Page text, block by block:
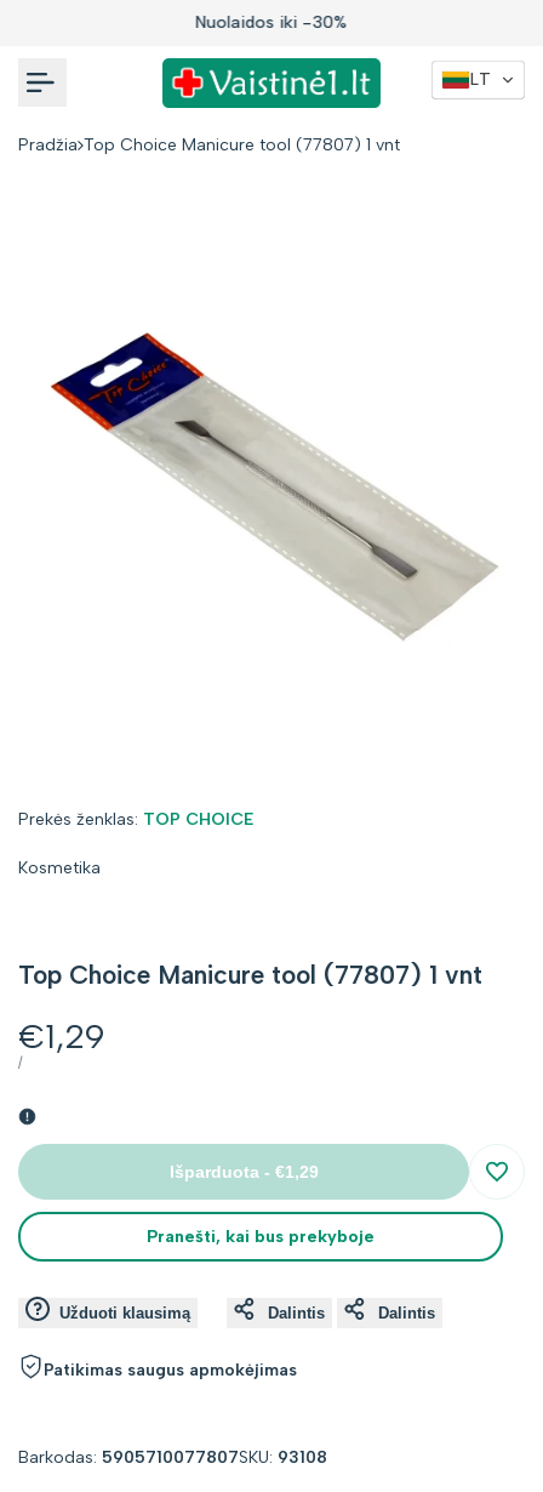
Nuolaidos iki -30%
Pradžia Top Choice Manicure tool (77807) 1 vnt
Prekės ženklas: Prekės
TOP CHOICE
Kosmetika
Top Choice Manicure tool (77807) 1 vnt
Kaina
su
nuolaida
€1,29
VIENETO
/PER
Išparduota - €1,29
Pranešti, kai bus prekyboje
Užduoti klausimą Dalintis Dalintis
Patikimas saugus apmokėjimas
Barkodas: 5905710077807SKU: 93108
LT